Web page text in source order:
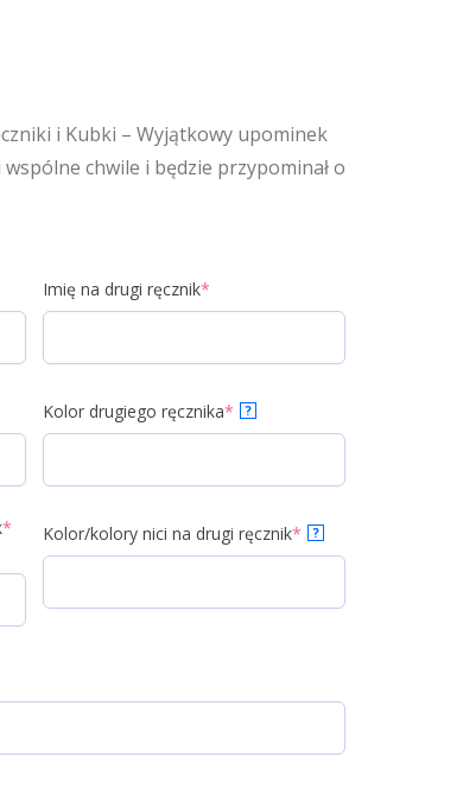
i Kubki – Wyjątkowy upominek
chwile i będzie przypominał o
Imię na drugi ręcznik*
Kolor drugiego ręcznika* ?
* Kolor/kolory nici na drugi ręcznik* ?